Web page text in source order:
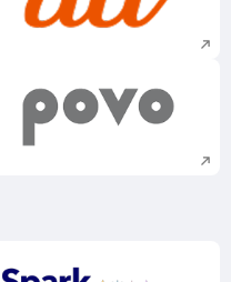
新規ウィンドウで
新規ウィンドウで